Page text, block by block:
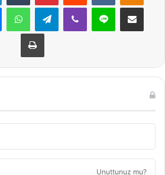
MessengerWhatsAppTelegramViber Line E-Posta ile
Yazdır
Unuttunuz mu?